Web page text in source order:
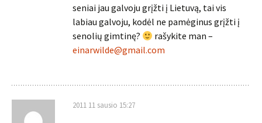
seniai jau galvoju grįžti į Lietuvą, tai vis
labiau galvoju, kodėl ne pamėginus grįžti į
senolių gimtinę?
rašykite man –
einarwilde@gmail.com
2011 11 sausio 15:27